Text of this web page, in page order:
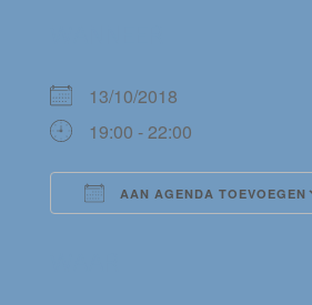
13/10/2018
19:00 - 22:00
AAN AGENDA TOEVOEGEN